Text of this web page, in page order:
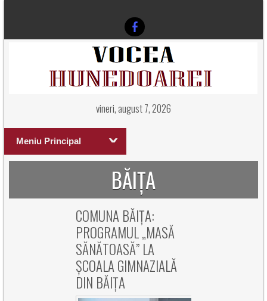
vineri, august 7, 2026
Meniu Principal
BĂIȚA
COMUNA BĂIȚA:
PROGRAMUL „MASĂ
SĂNĂTOASĂ” LA
ȘCOALA GIMNAZIALĂ
DIN BĂIȚA